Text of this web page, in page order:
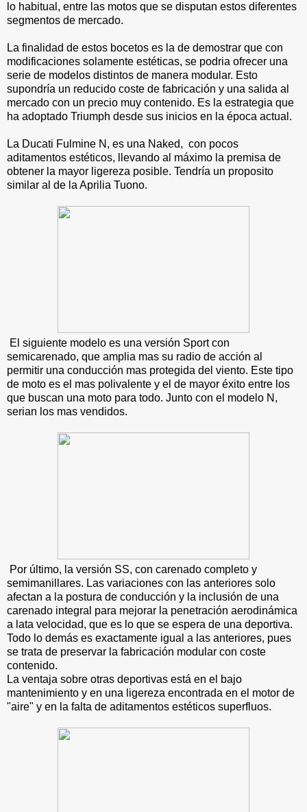
lo habitual, entre las motos que se disputan estos diferentes
segmentos de mercado.
La finalidad de estos bocetos es la de demostrar que con
modificaciones solamente estéticas, se podria ofrecer una
serie de modelos distintos de manera modular. Esto
supondría un reducido coste de fabricación y una salida al
mercado con un precio muy contenido. Es la estrategia que
ha adoptado Triumph desde sus inicios en la época actual.
La Ducati Fulmine N, es una Naked, con pocos
aditamentos estéticos, llevando al máximo la premisa de
obtener la mayor ligereza posible. Tendría un proposito
similar al de la Aprilia Tuono.
El siguiente modelo es una versión Sport con
semicarenado, que amplia mas su radio de acción al
permitir una conducción mas protegida del viento. Este tipo
de moto es el mas polivalente y el de mayor éxito entre los
que buscan una moto para todo. Junto con el modelo N,
serian los mas vendidos.
Por último, la versión SS, con carenado completo y
semimanillares. Las variaciones con las anteriores solo
afectan a la postura de conducción y la inclusión de una
carenado integral para mejorar la penetración aerodinámica
a lata velocidad, que es lo que se espera de una deportiva.
Todo lo demás es exactamente igual a las anteriores, pues
se trata de preservar la fabricación modular con coste
contenido.
La ventaja sobre otras deportivas está en el bajo
mantenimiento y en una ligereza encontrada en el motor de
"aire" y en la falta de aditamentos estéticos superfluos.